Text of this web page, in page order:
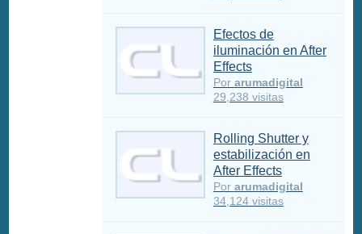
Efectos de
iluminación en After
Effects
Por arumadigital
29,238 visitas
Rolling Shutter y
estabilización en
After Effects
Por arumadigital
34,124 visitas